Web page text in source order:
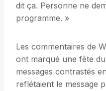
dit ça. Personne ne
programme. »
Les commentaires de
ont marqué une fête
messages contrastés
reflétaient le message